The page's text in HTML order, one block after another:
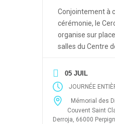
Conjointement à
cérémonie, le
organise sur
salles du Centre
d’Algérie des
pour thèmes les
guerre d’Algérie
disparitions
mars 1962, 5
05 JUIL
JOURNÉE
Mémorial des
Couvent Saint
Derroja, 66000